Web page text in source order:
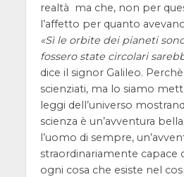
realtà ma che, non per
l’affetto per quanto
Sì le orbite dei pianeti
fossero state circolari
dice il signor Galileo.
scienziati, ma lo siamo
leggi dell’universo
scienza è un’avventura
l’uomo di sempre,
straordinariamente capace
ogni cosa che esiste nel